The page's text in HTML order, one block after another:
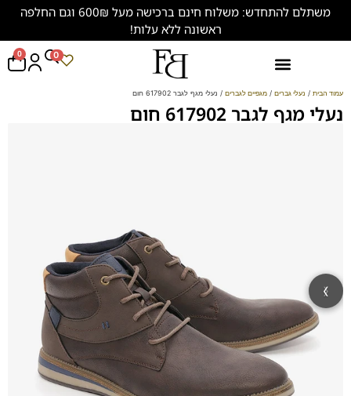
משתלם להתחדש: משלוח חינם ברכישה מעל 600₪ וגם החלפה
ראשונה ללא עלות!
0 0
עמוד הבית / נעלי גברים / מגפיים לגברים / נעלי מגף לגבר 617902 חום
נעלי מגף לגבר 617902 חום
‹
›